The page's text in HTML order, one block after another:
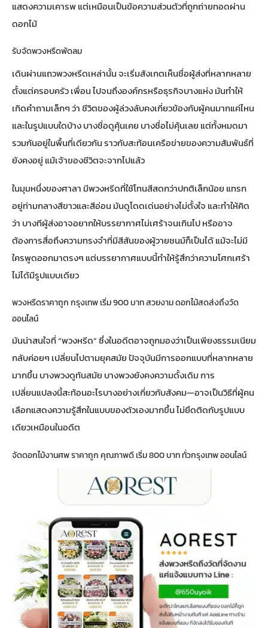
แสดงความเคารพ แต่เหมือนเป็นข้อความส่วนตัวที่ถูกถ่ายทอดผ่าน
ดอกไม้
รับจัดพวงหรีดพัดลม
เดินผ่านแถวพวงหรีดเหล่านั้น จะเริ่มสังเกตเห็นชื่อผู้ส่งที่หลากหลาย
ตั้งแต่ครอบครัว เพื่อน ไปจนถึงองค์กรหรือธุรกิจบางแห่ง มันทำให้
เกิดคำถามเล็กๆ ว่า ชีวิตของผู้ล่วงลับคงเกี่ยวข้องกับผู้คนมากแค่ไหน
และในรูปแบบใดบ้าง บางชื่อดูคุ้นเคย บางชื่อไม่คุ้นเลย แต่ทั้งหมดมา
รวมกันอยู่ในพื้นที่เดียวกัน ราวกับสะท้อนเครือข่ายของความสัมพันธ์ที่
ยังคงอยู่ แม้เจ้าของชีวิตจะจากไปแล้ว
ในมุมหนึ่งของศาลา มีพวงหรีดที่ใช้โทนสีสดกว่าปกติเล็กน้อย แทรก
อยู่ท่ามกลางสีขาวและสีอ่อน มันดูโดดเด่นอย่างไม่ตั้งใจ และทำให้คิด
ว่า บางทีผู้ส่งอาจอยากให้บรรยากาศไม่เศร้าจนเกินไป หรืออาจ
ต้องการสื่อถึงความทรงจำที่มีสีสันของผู้วายชนม์ก็เป็นได้ แม้จะไม่มี
ใครพูดออกมาตรงๆ แต่บรรยากาศแบบนี้ทำให้รู้สึกว่าความโศกเศร้า
ไม่ได้มีรูปแบบเดียว
พวงหรีดราคาถูก กรุงเทพ เริ่ม 900 บาท สวยงาม ดอกไม้สดส่งถึงวัด
ออนไลน์
มันน่าสนใจที่ “พวงหรีด” ซึ่งในอดีตอาจถูกมองว่าเป็นเพียงธรรมเนียม
กลับค่อยๆ เปลี่ยนไปตามยุคสมัย ปัจจุบันมีการออกแบบที่หลากหลาย
มากขึ้น บางพวงดูทันสมัย บางพวงยังคงความดั้งเดิม การ
เปลี่ยนแปลงนี้สะท้อนอะไรบางอย่างเกี่ยวกับสังคม—อาจเป็นวิธีที่ผู้คน
เลือกแสดงความรู้สึกในแบบของตัวเองมากขึ้น ไม่ยึดติดกับรูปแบบ
เดียวเหมือนในอดีต
จัดดอกไม้งานศพ ราคาถูก คุณภาพดี เริ่ม 800 บาท ทั่วกรุงเทพ ออนไลน์